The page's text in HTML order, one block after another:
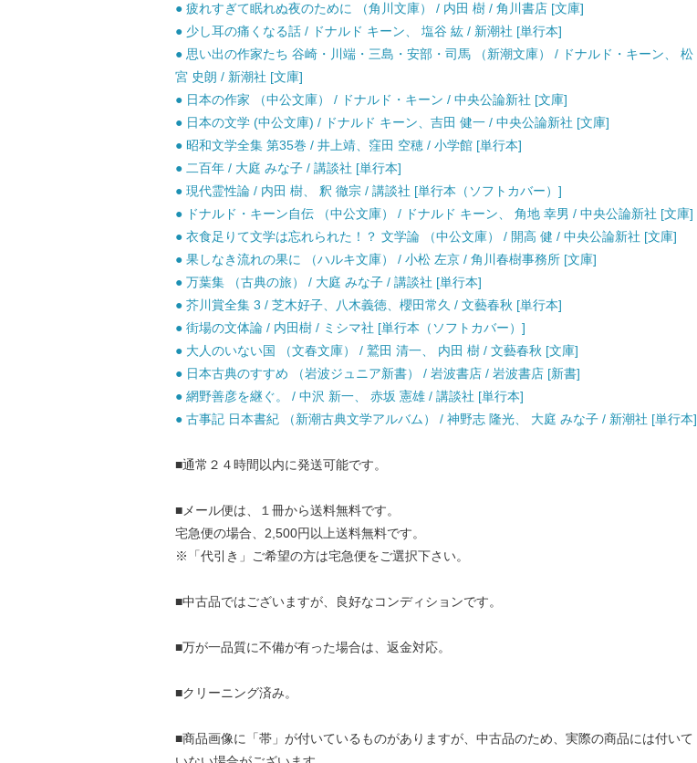
● 疲れすぎて眠れぬ夜のために （角川文庫） / 内田 樹 / 角川書店 [文庫]
● 少し耳の痛くなる話 / ドナルド キーン、 塩谷 紘 / 新潮社 [単行本]
● 思い出の作家たち 谷崎・川端・三島・安部・司馬 （新潮文庫） / ドナルド・キーン、 松
宮 史朗 / 新潮社 [文庫]
● 日本の作家 （中公文庫） / ドナルド・キーン / 中央公論新社 [文庫]
● 日本の文学 (中公文庫) / ドナルド キーン、吉田 健一 / 中央公論新社 [文庫]
● 昭和文学全集 第35巻 / 井上靖、窪田 空穂 / 小学館 [単行本]
● 二百年 / 大庭 みな子 / 講談社 [単行本]
● 現代霊性論 / 内田 樹、 釈 徹宗 / 講談社 [単行本（ソフトカバー）]
● ドナルド・キーン自伝 （中公文庫） / ドナルド キーン、 角地 幸男 / 中央公論新社 [文庫]
● 衣食足りて文学は忘れられた！？ 文学論 （中公文庫） / 開高 健 / 中央公論新社 [文庫]
● 果しなき流れの果に （ハルキ文庫） / 小松 左京 / 角川春樹事務所 [文庫]
● 万葉集 （古典の旅） / 大庭 みな子 / 講談社 [単行本]
● 芥川賞全集 3 / 芝木好子、八木義徳、櫻田常久 / 文藝春秋 [単行本]
● 街場の文体論 / 内田樹 / ミシマ社 [単行本（ソフトカバー）]
● 大人のいない国 （文春文庫） / 鷲田 清一、 内田 樹 / 文藝春秋 [文庫]
● 日本古典のすすめ （岩波ジュニア新書） / 岩波書店 / 岩波書店 [新書]
● 網野善彦を継ぐ。 / 中沢 新一、 赤坂 憲雄 / 講談社 [単行本]
● 古事記 日本書紀 （新潮古典文学アルバム） / 神野志 隆光、 大庭 みな子 / 新潮社 [単行本]
■通常２４時間以内に発送可能です。
■メール便は、１冊から送料無料です。
宅急便の場合、2,500円以上送料無料です。
※「代引き」ご希望の方は宅急便をご選択下さい。
■中古品ではございますが、良好なコンディションです。
■万が一品質に不備が有った場合は、返金対応。
■クリーニング済み。
■商品画像に「帯」が付いているものがありますが、中古品のため、実際の商品には付いて